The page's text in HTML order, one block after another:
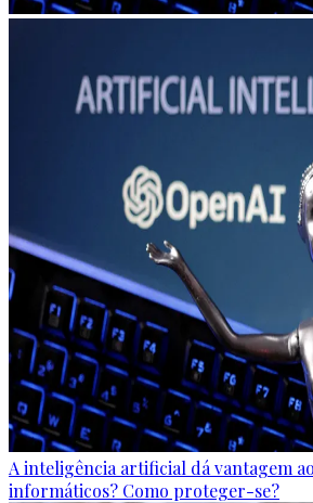
A inteligência artificial dá vantagem
informáticos? Como proteger-se?